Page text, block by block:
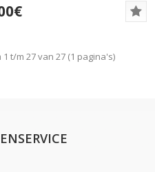
t/m 27 van 27 (1 pagina's)